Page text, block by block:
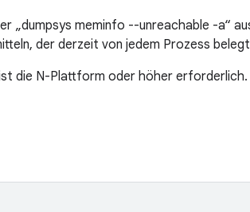
„dumpsys meminfo --unreachable -a“
der derzeit von jedem Prozess
die N-Plattform oder höher erforderlich.